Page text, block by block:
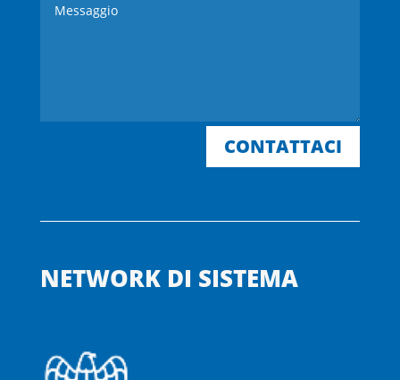
CONTATTACI
NETWORK DI SISTEMA